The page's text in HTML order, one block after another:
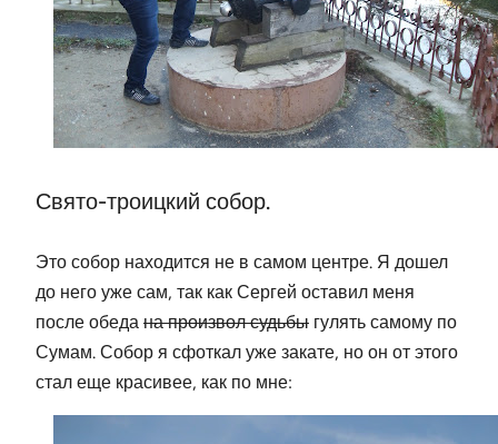
Свято-троицкий собор.
Это собор находится не в самом центре. Я дошел
до него уже сам, так как Сергей оставил меня
после обеда на произвол судьбы гулять самому по
Сумам. Собор я сфоткал уже закате, но он от этого
стал еще красивее, как по мне: